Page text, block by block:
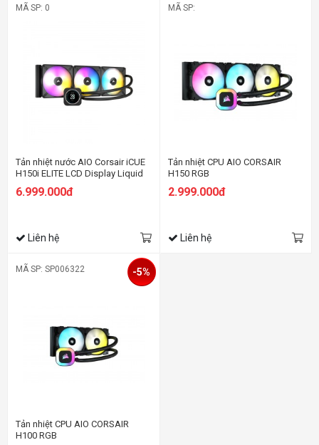
MÃ SP: 0
Tản nhiệt nước AIO Corsair iCUE
H150i ELITE LCD Display Liquid
CPU Cooler
6.999.000đ
Liên hệ
MÃ SP:
Tản nhiệt CPU AIO CORSAIR
H150 RGB
2.999.000đ
Liên hệ
MÃ SP: SP006322
Tản nhiệt CPU AIO CORSAIR
H100 RGB
-5%